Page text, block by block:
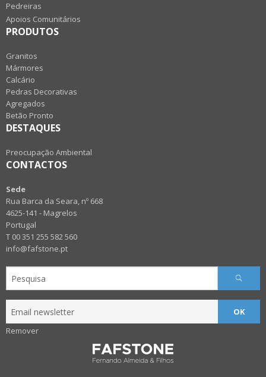
Pedreiras
Apoios Comunitários
PRODUTOS
Granitos
Mármores
Calcário
Pedras Decorativas
Agregados
Betão Pronto
DESTAQUES
Preocupação Ambiental
CONTACTOS
Sede
Rua Barca da Seara, nº 668
4625-141 - Magrelos
Portugal
T 00 351 255 582 560
info@fafstone.pt
Remover
OK